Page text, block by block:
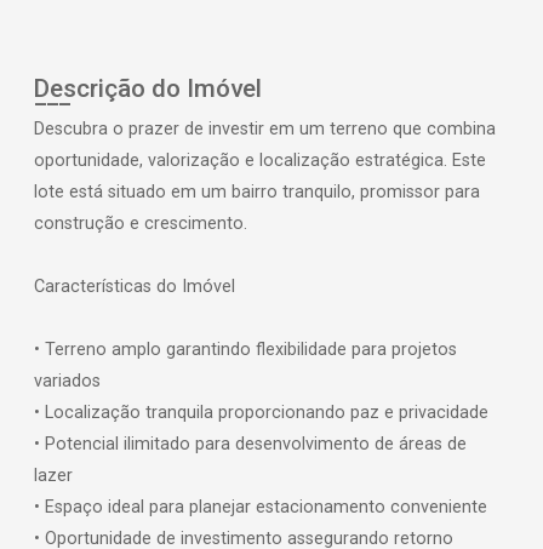
Descrição do Imóvel
Descubra o prazer de investir em um terreno que combina
oportunidade, valorização e localização estratégica. Este
lote está situado em um bairro tranquilo, promissor para
construção e crescimento.
Características do Imóvel
• Terreno amplo garantindo flexibilidade para projetos
variados
• Localização tranquila proporcionando paz e privacidade
• Potencial ilimitado para desenvolvimento de áreas de
lazer
• Espaço ideal para planejar estacionamento conveniente
• Oportunidade de investimento assegurando retorno